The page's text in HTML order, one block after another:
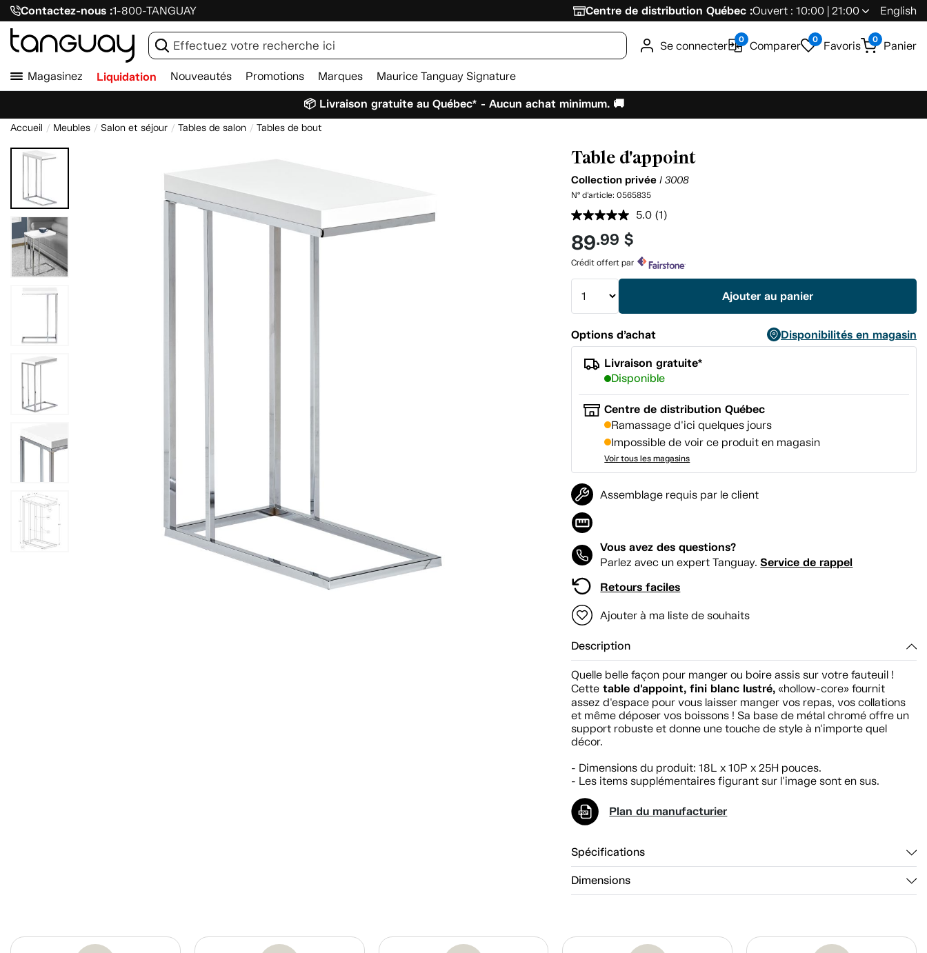
Contactez-nous :1-800-TANGUAY Centre de distribution Québec :Ouvert : 10:00 | 21:00 English
Se connecter 0 Comparer 0 Favoris 0 Panier
Magasinez Liquidation Nouveautés Promotions Marques Maurice Tanguay Signature
📦 Livraison gratuite au Québec* - Aucun achat minimum. 🚚
Accueil Meubles Salon et séjour Tables de salon Tables de bout
Table d'appoint
Collection privéeI 3008
N° d'article:0565835
5.0 Lire
vers
(1)
89.99 $
Crédit offert par
Ajouter au panier
Options d’achat
Disponibilités en magasin
Livraison gratuite*
Disponible
Centre de distribution Québec
Ramassage d'ici quelques jours
Impossible de voir ce produit en magasin
Voir tous les magasins
Assemblage requis par le client
Vous avez des questions?
Parlez avec un expert Tanguay.Service de rappel
Retours faciles
Ajouter à ma liste de souhaits
Description
Quelle belle façon pour manger ou boire assis sur votre fauteuil !
Cette table d'appoint, fini blanc lustré, «hollow-core» fournit
assez d'espace pour vous laisser manger vos repas, vos collations
et même déposer vos boissons ! Sa base de métal chromé offre un
support robuste et donne une touche de style à n'importe quel
décor.
- Dimensions du produit: 18L x 10P x 25H pouces.
- Les items supplémentaires figurant sur l'image sont en sus.
Plan du manufacturier
Spécifications
Dimensions